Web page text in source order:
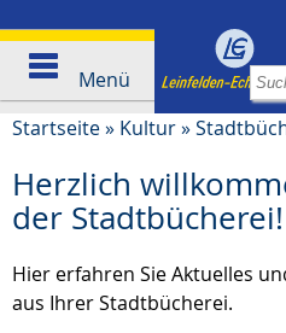
Menü
Startseite» Kultur»
Herzlich
der Stadtbücherei!
Hier erfahren Sie Aktuelles
aus Ihrer Stadtbücherei.